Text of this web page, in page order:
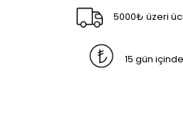
5000₺ üzeri
15 gün